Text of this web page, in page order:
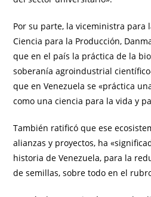
Por su parte, la viceministra para
Ciencia para la Producción,
que en el país la práctica de la
soberanía agroindustrial
que en Venezuela se «práctica
como una ciencia para la vida y
También ratificó que ese
alianzas y proyectos, ha
historia de Venezuela, para la
de semillas, sobre todo en el